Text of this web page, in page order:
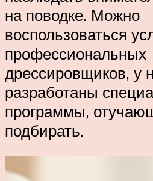
на поводке. Можно
воспользоваться
профессиональных
дрессировщиков, у
разработаны
программы,
подбирать.